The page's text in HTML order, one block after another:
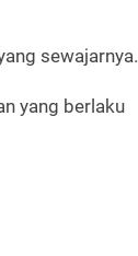
sewajarnya.
yang berlaku